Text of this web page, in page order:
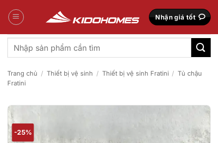
qua
Nhận giá tốt
Tìm
kiếm:
Trang chủ / Thiết bị vệ sinh / Thiết bị vệ sinh Fratini / Tủ chậu
Fratini
-25%